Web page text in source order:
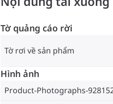
Tờ quảng cáo rời
Tờ rơi về sản phẩm
Hình ảnh
Product-Photographs-